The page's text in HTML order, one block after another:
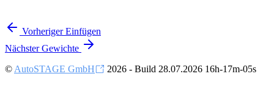
Vorheriger Einfügen
Nächster Gewichte
©AutoSTAGE GmbH 2026 - Build 28.07.2026 16h-17m-05s